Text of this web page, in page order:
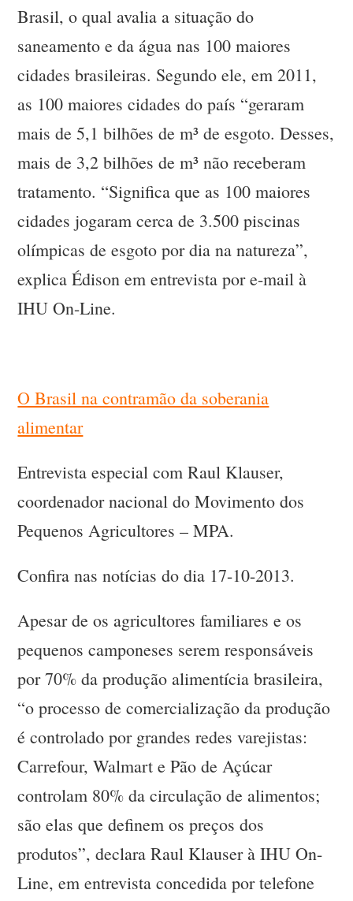
Brasil, o qual avalia a situação do
saneamento e da água nas 100 maiores
cidades brasileiras. Segundo ele, em 2011,
as 100 maiores cidades do país “geraram
mais de 5,1 bilhões de m³ de esgoto. Desses,
mais de 3,2 bilhões de m³ não receberam
tratamento. “Significa que as 100 maiores
cidades jogaram cerca de 3.500 piscinas
olímpicas de esgoto por dia na natureza”,
explica Édison em entrevista por e-mail à
IHU On-Line.
O Brasil na contramão da soberania
alimentar
Entrevista especial com Raul Klauser,
coordenador nacional do Movimento dos
Pequenos Agricultores – MPA.
Confira nas notícias do dia 17-10-2013.
Apesar de os agricultores familiares e os
pequenos camponeses serem responsáveis
por 70% da produção alimentícia brasileira,
“o processo de comercialização da produção
é controlado por grandes redes varejistas:
Carrefour, Walmart e Pão de Açúcar
controlam 80% da circulação de alimentos;
são elas que definem os preços dos
produtos”, declara Raul Klauser à IHU On-
Line, em entrevista concedida por telefone